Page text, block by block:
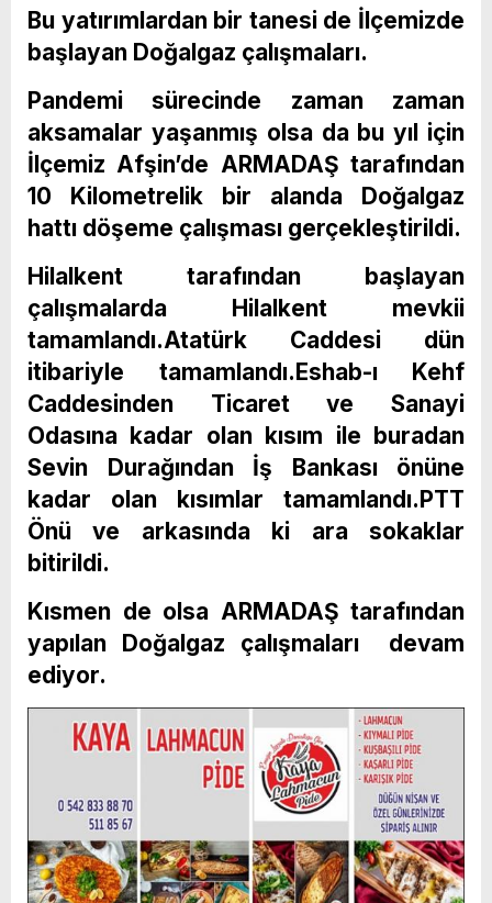
Bu yatırımlardan bir tanesi de İlçemizde
başlayan Doğalgaz çalışmaları.
Pandemi sürecinde zaman zaman
aksamalar yaşanmış olsa da bu yıl için
İlçemiz Afşin’de ARMADAŞ tarafından
10 Kilometrelik bir alanda Doğalgaz
hattı döşeme çalışması gerçekleştirildi.
Hilalkent tarafından başlayan
çalışmalarda Hilalkent mevkii
tamamlandı.Atatürk Caddesi dün
itibariyle tamamlandı.Eshab-ı Kehf
Caddesinden Ticaret ve Sanayi
Odasına kadar olan kısım ile buradan
Sevin Durağından İş Bankası önüne
kadar olan kısımlar tamamlandı.PTT
Önü ve arkasında ki ara sokaklar
bitirildi.
Kısmen de olsa ARMADAŞ tarafından
yapılan Doğalgaz çalışmaları devam
ediyor.